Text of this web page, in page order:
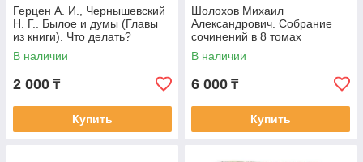
Герцен А. И., Чернышевский
Н. Г.. Былое и думы (Главы
из книги). Что делать?
В наличии
2 000 ₸
Купить
Шолохов Михаил
Александрович. Собрание
сочинений в 8 томах
В наличии
6 000 ₸
Купить